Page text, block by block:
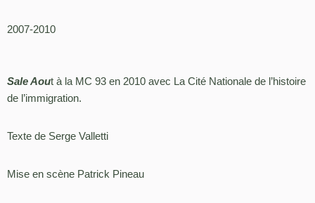
2007-2010
Sale Aout à la MC 93 en 2010 avec La Cité Nationale de l’histoire
de l’immigration.
Texte de Serge Valletti
Mise en scène Patrick Pineau